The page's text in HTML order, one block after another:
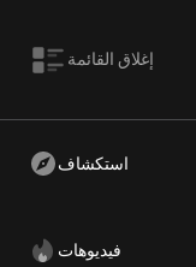
إغلاق القائمة
استكشاف
فيديوهات